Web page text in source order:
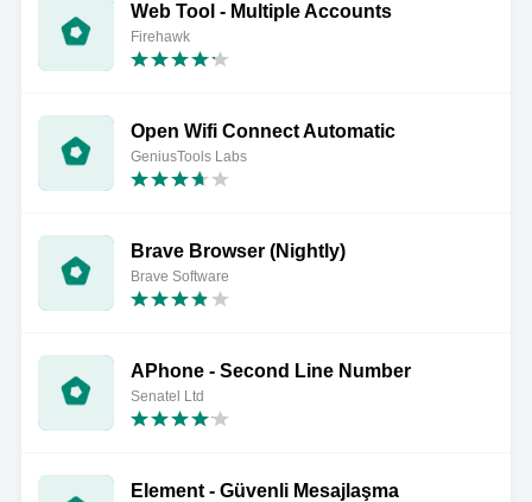
Web Tool - Multiple Accounts
Firehawk
Open Wifi Connect Automatic
GeniusTools Labs
Brave Browser (Nightly)
Brave Software
APhone - Second Line Number
Senatel Ltd
Element - Güvenli Mesajlaşma